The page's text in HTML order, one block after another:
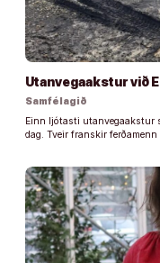
Utanvegaakstur við
Samfélagið
Einn ljótasti utanvegaakstur
dag. Tveir franskir ferðamenn